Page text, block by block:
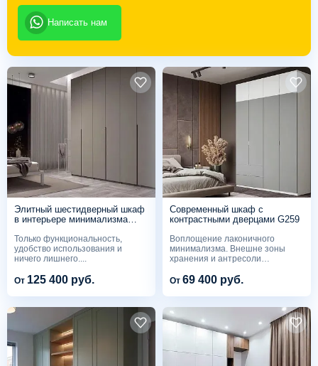
Написать нам
Элитный шестидверный шкаф
в интерьере минимализма
Только функциональность,
удобство использования и
ничего лишнего....
От 125 400 руб.
Современный шкаф с
контрастными дверцами G259
Воплощение лаконичного
минимализма. Внешне зоны
хранения и антресоли
От 69 400 руб.